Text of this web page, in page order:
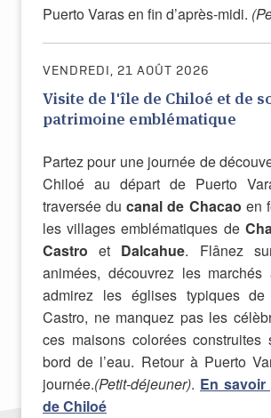
Puerto Varas en fin d’après-midi.
VENDREDI, 21 AOÛT 2026
Visite de l'île de Chiloé et de
patrimoine emblématique
Partez pour une journée de
Chiloé au départ de Puerto
traversée ducanal de Chacao en
les villages emblématiques de
Castroet Dalcahue. Flânez
animées, découvrez les marchés
admirez les églises typiques de
Castro, ne manquez pas les
ces maisons colorées construites
bord de l’eau. Retour à Puerto
journée.(Petit-déjeuner). En
de Chiloé